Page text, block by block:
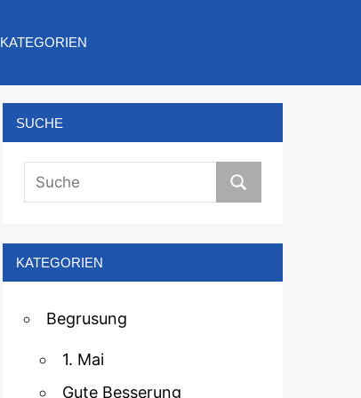
KATEGORIEN
SUCHE
KATEGORIEN
Begrusung
1. Mai
Gute Besserung